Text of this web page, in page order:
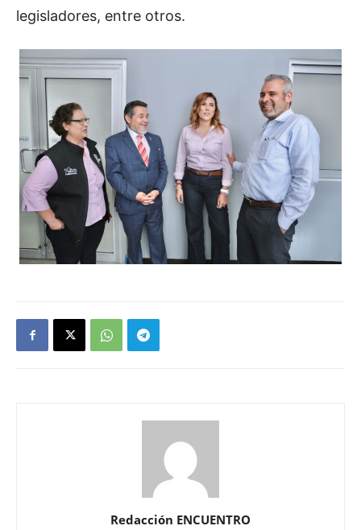
legisladores, entre otros.
Redacción ENCUENTRO